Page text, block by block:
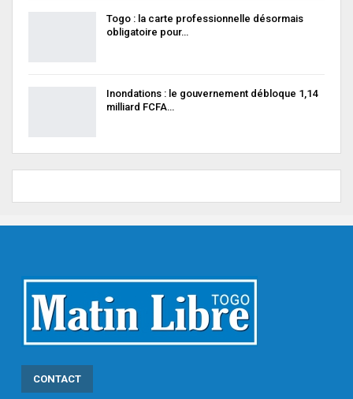
Togo : la carte professionnelle désormais
obligatoire pour…
Inondations : le gouvernement débloque 1,14
milliard FCFA…
CONTACT